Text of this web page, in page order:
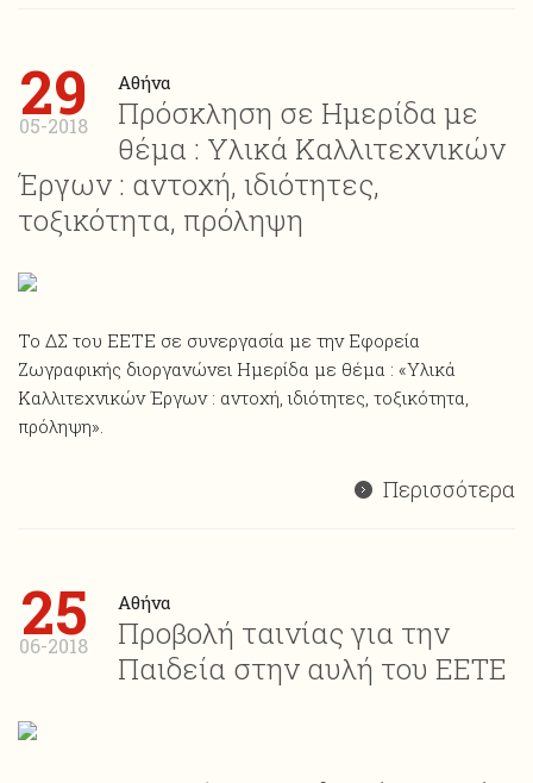
29
05-2018
Αθήνα
Πρόσκληση σε Ημερίδα με
θέμα : Υλικά Καλλιτεχνικών
Έργων : αντοχή, ιδιότητες,
τοξικότητα, πρόληψη
Το ΔΣ του ΕΕΤΕ σε συνεργασία με την Εφορεία
Ζωγραφικής διοργανώνει Ημερίδα με θέμα : «Υλικά
Καλλιτεχνικών Έργων : αντοχή, ιδιότητες, τοξικότητα,
πρόληψη».
Περισσότερα
25
06-2018
Αθήνα
Προβολή ταινίας για την
Παιδεία στην αυλή του ΕΕΤΕ